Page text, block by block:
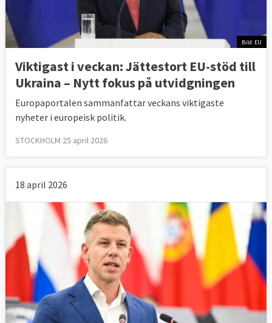
Bild: EU
Viktigast i veckan: Jättestort EU-stöd till
Ukraina – Nytt fokus på utvidgningen
Europaportalen sammanfattar veckans viktigaste
nyheter i europeisk politik.
STOCKHOLM 25 april 2026
18 april 2026